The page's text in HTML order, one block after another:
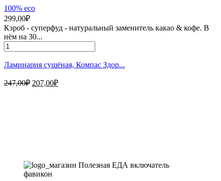
100% eco
299,00₽
Кэроб - суперфуд - натуральный заменитель какао & кофе. В
нём на 30...
Количество
товара
КЭРОБ
сушёные
стручки
рожкового
Ламинария сушёная, Компас Здор...
247,00₽ Первоначальная
207,00₽Текущая